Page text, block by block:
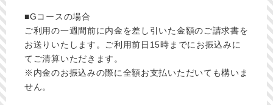
■Gコースの場合
ご利用の一週間前に内金を差し引いた金額のご請求書を
お送りいたします。ご利用前日15時までにお振込みに
てご清算いただきます。
※内金のお振込みの際に全額お支払いただいても構いま
せん。